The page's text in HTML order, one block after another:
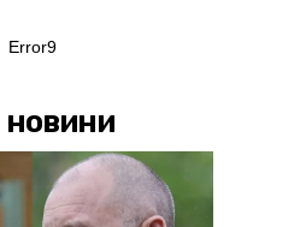
Error9